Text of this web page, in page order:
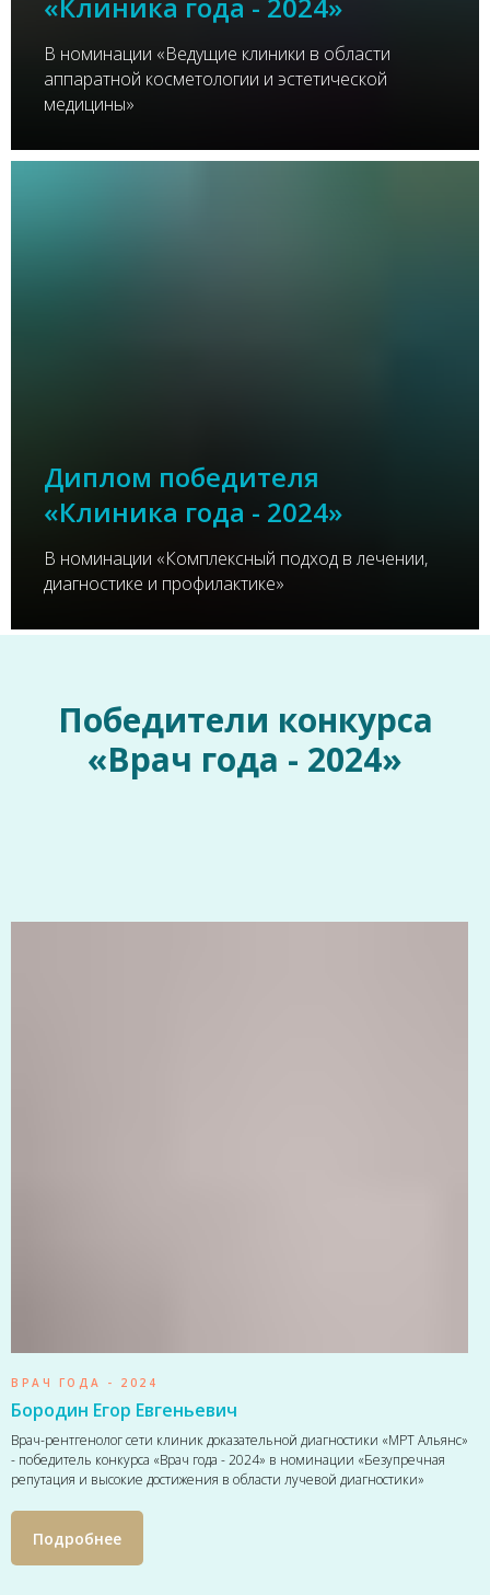
В номинации «Ведущие клиники в области
аппаратной косметологии и эстетической
медицины»
Диплом победителя
«Клиника года - 2024»
В номинации «Комплексный подход в лечении,
диагностике и профилактике»
Победители конкурса
«Врач года - 2024»
ВРАЧ ГОДА - 2024
Бородин Егор Евгеньевич
Врач-рентгенолог сети клиник доказательной диагностики «МРТ Альянс»
- победитель конкурса «Врач года - 2024» в номинации «Безупречная
репутация и высокие достижения в области лучевой диагностики»
Подробнее